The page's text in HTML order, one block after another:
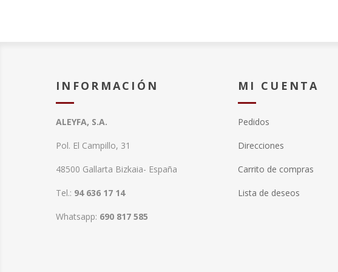
INFORMACIÓN
ALEYFA, S.A.
Pol. El Campillo, 31
48500 Gallarta Bizkaia- España
Tel.: 94 636 17 14
Whatsapp: 690 817 585
MI CUENTA
Pedidos
Direcciones
Carrito de compras
Lista de deseos